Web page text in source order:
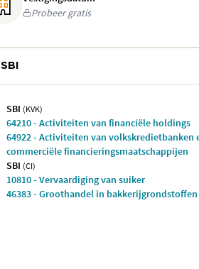
Probeer gratis
SBI
SBI (KVK)
64210 - Activiteiten van financiële holdings
64922 - Activiteiten van volkskredietbanken
commerciële financieringsmaatschappijen
SBI (CI)
10810 - Vervaardiging van suiker
46383 - Groothandel in bakkerijgrondstoffen